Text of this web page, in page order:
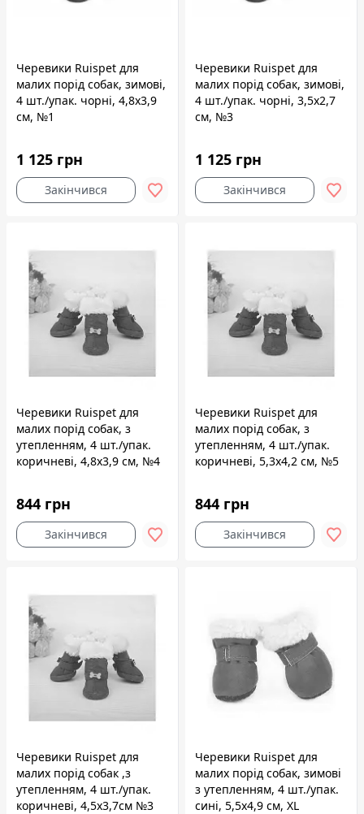
Черевики Ruispet для
малих порід собак, зимові,
4 шт./упак. чорні, 4,8x3,9
см, №1
1 125 грн
Закінчився
Черевики Ruispet для
малих порід собак, зимові,
4 шт./упак. чорні, 3,5x2,7
см, №3
1 125 грн
Закінчився
Черевики Ruispet для
малих порід собак, з
утепленням, 4 шт./упак.
коричневі, 4,8x3,9 см, №4
844 грн
Закінчився
Черевики Ruispet для
малих порід собак, з
утепленням, 4 шт./упак.
коричневі, 5,3x4,2 см, №5
844 грн
Закінчився
Черевики Ruispet для
малих порід собак ,з
утепленням, 4 шт./упак.
коричневі, 4,5x3,7см №3
Черевики Ruispet для
малих порід собак, зимові
з утепленням, 4 шт./упак.
сині, 5,5x4,9 см, XL